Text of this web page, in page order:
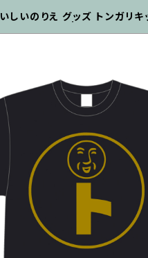
いしいのりえ グッズ トンガリキ